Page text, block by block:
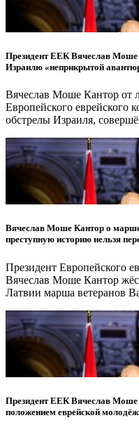
Президент ЕЕК Вячеслав Моше
Израилю «неприкрытой
Вячеслав Моше Кантор от
Европейского еврейского
обстрелы Израиля,
Вячеслав Моше Кантор о
преступную историю нельзя
Президент Европейского
Вячеслав Моше Кантор
Латвии марша ветеранов
Президент ЕЕК Вячеслав Моше
положением еврейской